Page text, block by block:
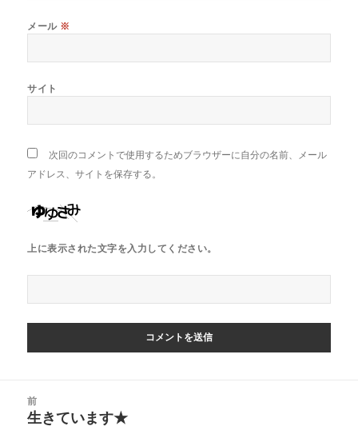
メール ※
サイト
次回のコメントで使用するためブラウザーに自分の名前、メール
アドレス、サイトを保存する。
上に表示された文字を入力してください。
前
前
生きています★